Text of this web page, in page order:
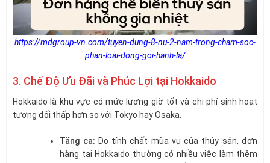
https://mdgroup-vn.com/tuyen-dung-8-nu-2-nam-trong-cham-soc-
phan-loai-dong-goi-hanh-la/
3. Chế Độ Ưu Đãi và Phúc Lợi tại Hokkaido
Hokkaido là khu vực có mức lương giờ tốt và chi phí sinh hoạt
tương đối thấp hơn so với Tokyo hay Osaka.
Tăng ca: Do tính chất mùa vụ của thủy sản, đơn
hàng tại Hokkaido thường có nhiều việc làm thêm